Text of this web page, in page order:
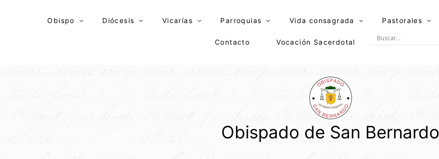
Obispo Diócesis Vicarías Parroquias Vida consagrada Pastorales
Contacto Vocación Sacerdotal
Obispado de San Bernardo